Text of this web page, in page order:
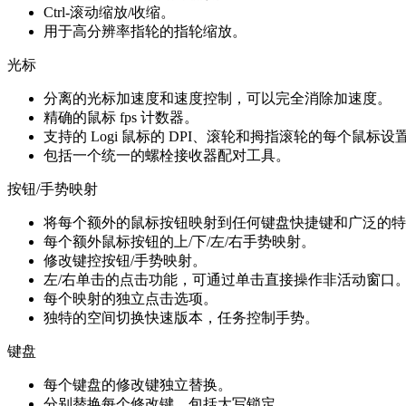
Ctrl-滚动缩放/收缩。
用于高分辨率指轮的指轮缩放。
光标
分离的光标加速度和速度控制，可以完全消除加速度。
精确的鼠标 fps 计数器。
支持的 Logi 鼠标的 DPI、滚轮和拇指滚轮的每个鼠标设置
包括一个统一的螺栓接收器配对工具。
按钮/手势映射
将每个额外的鼠标按钮映射到任何键盘快捷键和广泛的特
每个额外鼠标按钮的上/下/左/右手势映射。
修改键控按钮/手势映射。
左/右单击的点击功能，可通过单击直接操作非活动窗口。
每个映射的独立点击选项。
独特的空间切换快速版本，任务控制手势。
键盘
每个键盘的修改键独立替换。